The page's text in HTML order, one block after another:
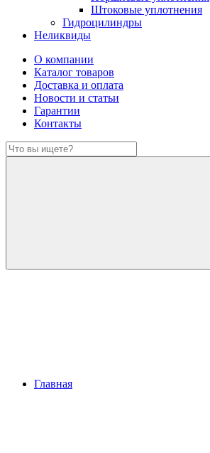
Штоковые уплотнения
Гидроцилиндры
Неликвиды
О компании
Каталог товаров
Доставка и оплата
Новости и статьи
Гарантии
Контакты
Главная